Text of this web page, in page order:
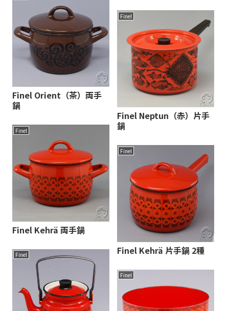
Finel Orient（茶）両手
鍋
Finel
Finel Neptun（赤）片手
鍋
Finel
Finel Kehrä 両手鍋
Finel
Finel Kehrä 片手鍋 2種
Finel
Finel